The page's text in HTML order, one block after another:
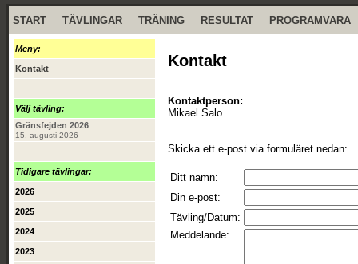
START TÄVLINGAR TRÄNING RESULTAT PROGRAMVARA
Meny:
Kontakt
Välj tävling:
Gränsfejden 2026
15. augusti 2026
Tidigare tävlingar:
2026
2025
2024
2023
Kontakt
Kontaktperson:
Mikael Salo
Skicka ett e-post via formuläret nedan:
Ditt namn:
Din e-post:
Tävling/Datum:
Meddelande: